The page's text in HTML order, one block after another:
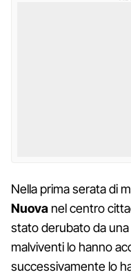
Nella prima serata di
Nuova nel centro
stato derubato da una
malviventi lo hanno
successivamente lo